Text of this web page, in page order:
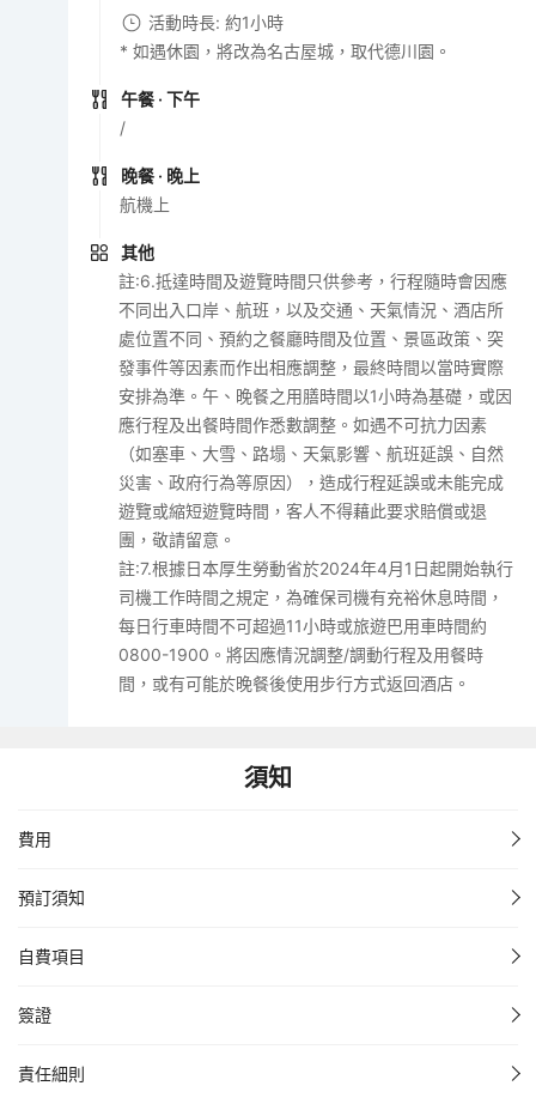
活動時長: 約1小時
* 如遇休園，將改為名古屋城，取代德川園。
午餐 · 下午
/
晚餐 · 晚上
航機上
其他
註:6.抵達時間及遊覽時間只供參考，行程隨時會因應
不同出入口岸、航班，以及交通、天氣情況、酒店所
處位置不同、預約之餐廳時間及位置、景區政策、突
發事件等因素而作出相應調整，最終時間以當時實際
安排為準。午、晚餐之用膳時間以1小時為基礎，或因
應行程及出餐時間作悉數調整。如遇不可抗力因素
（如塞車、大雪、路塌、天氣影響、航班延誤、自然
災害、政府行為等原因），造成行程延誤或未能完成
遊覽或縮短遊覽時間，客人不得藉此要求賠償或退
團，敬請留意。
註:7.根據日本厚生勞動省於2024年4月1日起開始執行
司機工作時間之規定，為確保司機有充裕休息時間，
每日行車時間不可超過11小時或旅遊巴用車時間約
0800-1900。將因應情況調整/調動行程及用餐時
間，或有可能於晚餐後使用步行方式返回酒店。
須知
費用
預訂須知
自費項目
簽證
責任細則